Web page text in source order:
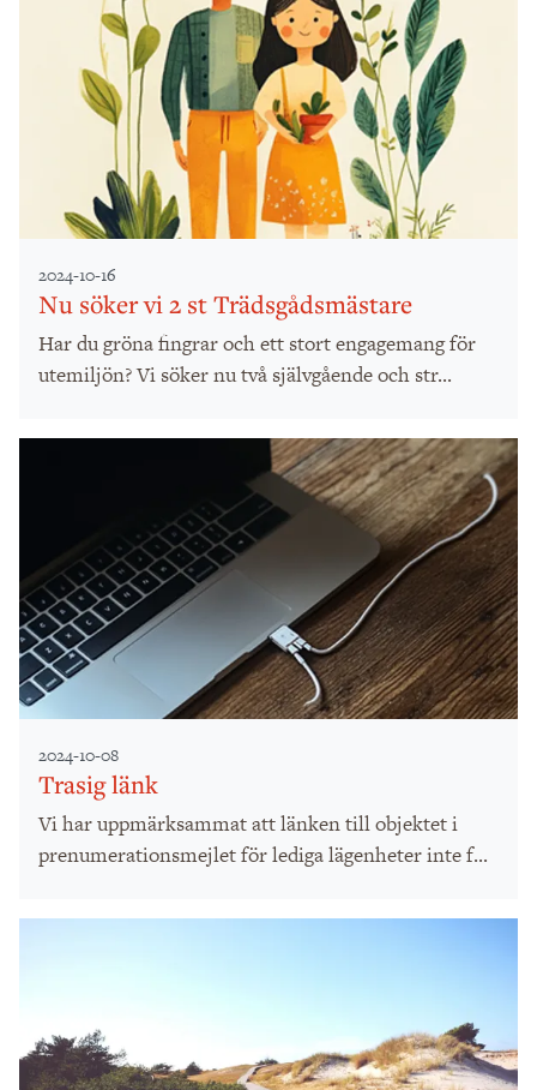
2024-10-16
Nu söker vi 2 st Trädsgådsmästare
Har du gröna fingrar och ett stort engagemang för
utemiljön? Vi söker nu två självgående och str...
2024-10-08
Trasig länk
Vi har uppmärksammat att länken till objektet i
prenumerationsmejlet för lediga lägenheter inte f...